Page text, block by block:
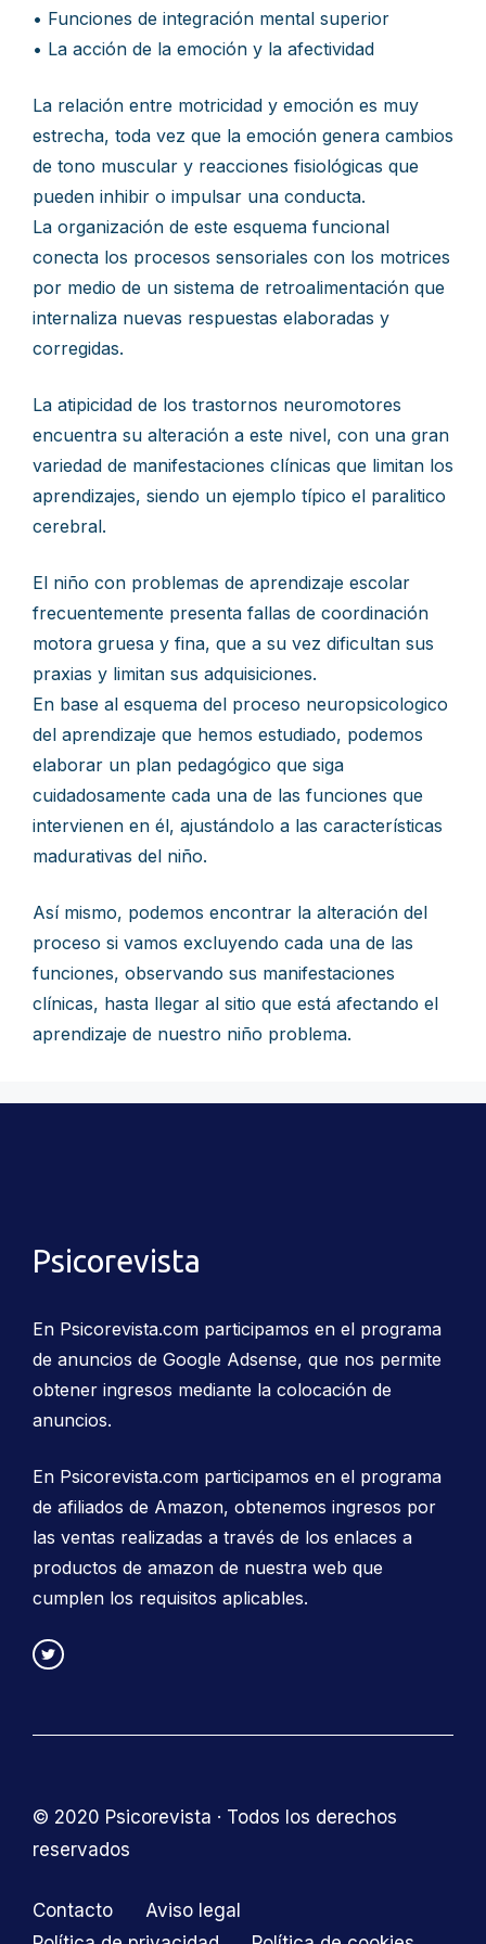
• Funciones de integración mental superior
• La acción de la emoción y la afectividad
La relación entre motricidad y emoción es muy
estrecha, toda vez que la emoción genera cambios
de tono muscular y reacciones fisiológicas que
pueden inhibir o impulsar una conducta.
La organización de este esquema funcional
conecta los procesos sensoriales con los motrices
por medio de un sistema de retroalimentación que
internaliza nuevas respuestas elaboradas y
corregidas.
La atipicidad de los trastornos neuromotores
encuentra su alteración a este nivel, con una gran
variedad de manifestaciones clínicas que limitan los
aprendizajes, siendo un ejemplo típico el paralitico
cerebral.
El niño con problemas de aprendizaje escolar
frecuentemente presenta fallas de coordinación
motora gruesa y fina, que a su vez dificultan sus
praxias y limitan sus adquisiciones.
En base al esquema del proceso neuropsicologico
del aprendizaje que hemos estudiado, podemos
elaborar un plan pedagógico que siga
cuidadosamente cada una de las funciones que
intervienen en él, ajustándolo a las características
madurativas del niño.
Así mismo, podemos encontrar la alteración del
proceso si vamos excluyendo cada una de las
funciones, observando sus manifestaciones
clínicas, hasta llegar al sitio que está afectando el
aprendizaje de nuestro niño problema.
Psicorevista
En Psicorevista.com participamos en el programa
de anuncios de Google Adsense, que nos permite
obtener ingresos mediante la colocación de
anuncios.
En Psicorevista.com participamos en el programa
de afiliados de Amazon, obtenemos ingresos por
las ventas realizadas a través de los enlaces a
productos de amazon de nuestra web que
cumplen los requisitos aplicables.
© 2020 Psicorevista · Todos los derechos
reservados
Contacto
Aviso legal